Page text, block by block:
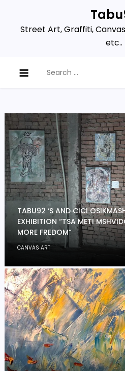
contentStreet Art, Graffiti,
etc..
for:
TABU92 ‘S AND CICI
EXHIBITION “TSA METI
MORE FREDOM”
CANVAS ART